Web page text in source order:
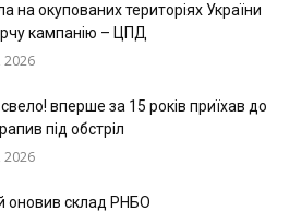
на окупованих територіях України
кампанію – ЦПД
2026
вперше за 15 років приїхав до
під обстріл
2026
оновив склад РНБО